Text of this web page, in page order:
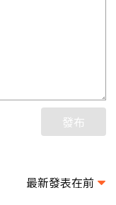
發布
最新發表在前